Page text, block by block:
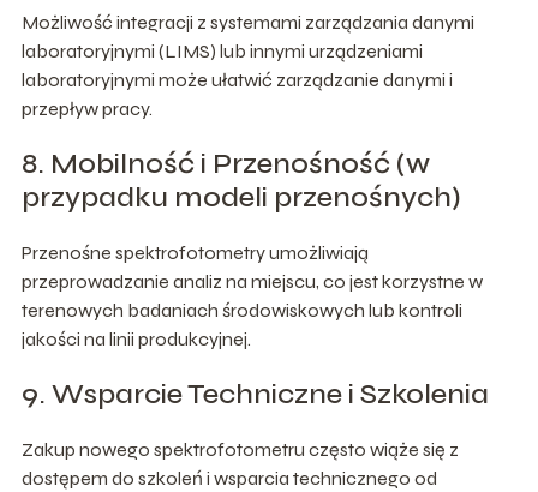
Możliwość integracji z systemami zarządzania danymi
laboratoryjnymi (LIMS) lub innymi urządzeniami
laboratoryjnymi może ułatwić zarządzanie danymi i
przepływ pracy.
8. Mobilność i Przenośność (w
przypadku modeli przenośnych)
Przenośne spektrofotometry umożliwiają
przeprowadzanie analiz na miejscu, co jest korzystne w
terenowych badaniach środowiskowych lub kontroli
jakości na linii produkcyjnej.
9. Wsparcie Techniczne i Szkolenia
Zakup nowego spektrofotometru często wiąże się z
dostępem do szkoleń i wsparcia technicznego od